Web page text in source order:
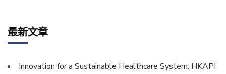
最新文章
Innovation for a Sustainable Healthcare System: HKAPI